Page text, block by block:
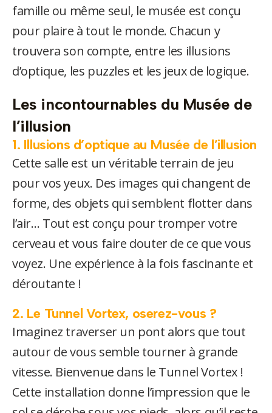
famille ou même seul, le musée est conçu
pour plaire à tout le monde. Chacun y
trouvera son compte, entre les illusions
d’optique, les puzzles et les jeux de logique.
Les incontournables du Musée de
l’illusion
1. Illusions d’optique au Musée de l’illusion
Cette salle est un véritable terrain de jeu
pour vos yeux. Des images qui changent de
forme, des objets qui semblent flotter dans
l’air… Tout est conçu pour tromper votre
cerveau et vous faire douter de ce que vous
voyez. Une expérience à la fois fascinante et
déroutante !
2. Le Tunnel Vortex, oserez-vous ?
Imaginez traverser un pont alors que tout
autour de vous semble tourner à grande
vitesse. Bienvenue dans le Tunnel Vortex !
Cette installation donne l’impression que le